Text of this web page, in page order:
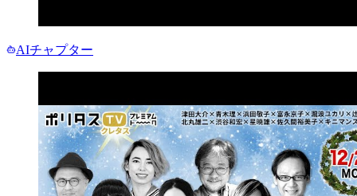
AIチャプター